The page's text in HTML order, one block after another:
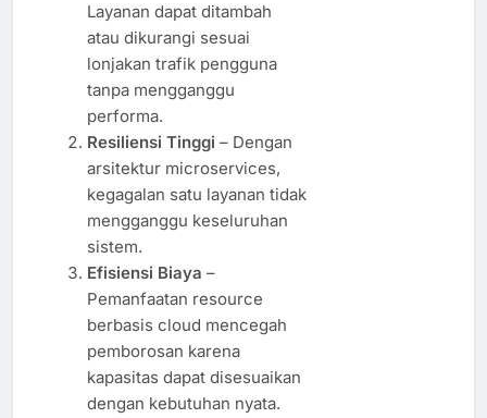
Layanan dapat ditambah
atau dikurangi sesuai
lonjakan trafik pengguna
tanpa mengganggu
performa.
Resiliensi Tinggi – Dengan
arsitektur microservices,
kegagalan satu layanan tidak
mengganggu keseluruhan
sistem.
Efisiensi Biaya –
Pemanfaatan resource
berbasis cloud mencegah
pemborosan karena
kapasitas dapat disesuaikan
dengan kebutuhan nyata.